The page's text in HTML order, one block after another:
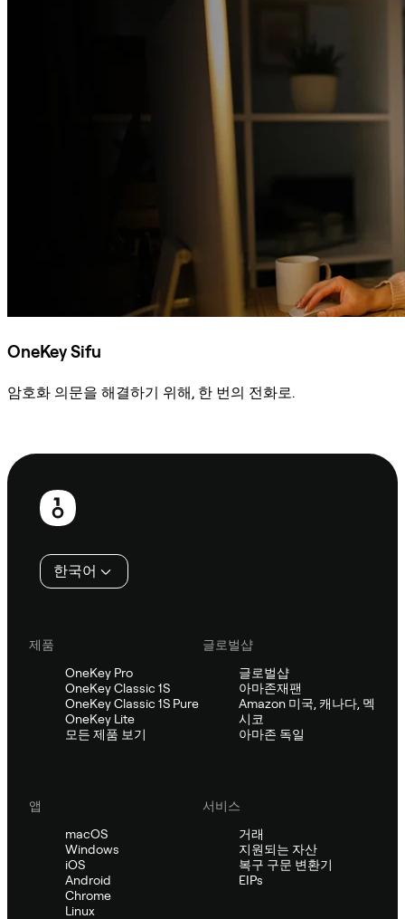
OneKey Sifu
암호화 의문을 해결하기 위해, 한 번의 전화로.
보
한국어
제품
OneKey Pro
OneKey Classic 1S
OneKey Classic 1S Pure
OneKey Lite
모든 제품 보기
글로벌샵
글로벌샵
아마존재팬
Amazon 미국, 캐나다, 멕
시코
아마존 독일
앱
macOS
Windows
iOS
Android
Chrome
Linux
서비스
거래
지원되는 자산
복구 구문 변환기
EIPs